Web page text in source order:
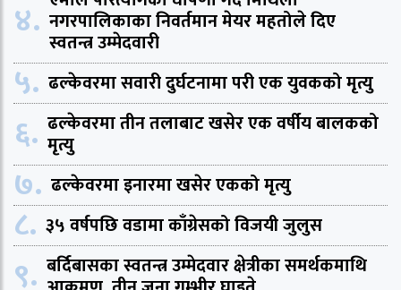
४. नगरपालिकाका निवर्तमान मेयर महतोले दिए
स्वतन्त्र उम्मेदवारी
५. ढल्केवरमा सवारी दुर्घटनामा परी एक युवकको मृत्यु
६. ढल्केवरमा तीन तलाबाट खसेर एक वर्षीय बालकको
मृत्यु
७. ढल्केवरमा इनारमा खसेर एकको मृत्यु
८. ३५ वर्षपछि वडामा काँग्रेसको विजयी जुलुस
९. बर्दिबासका स्वतन्त्र उम्मेदवार क्षेत्रीका समर्थकमाथि